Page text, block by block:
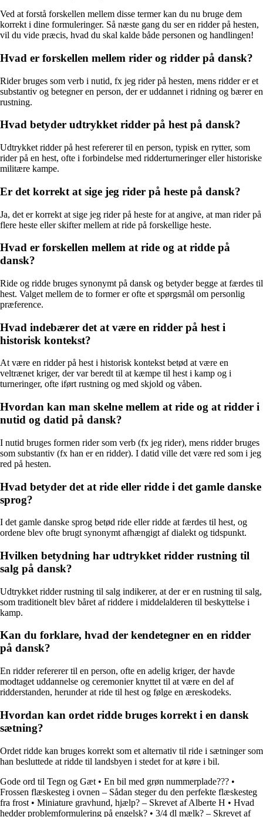
Ved at forstå forskellen mellem disse termer kan du nu bruge dem
korrekt i dine formuleringer. Så næste gang du ser en ridder på hesten,
vil du vide præcis, hvad du skal kalde både personen og handlingen!
Hvad er forskellen mellem rider og ridder på dansk?
Rider bruges som verb i nutid, fx jeg rider på hesten, mens ridder er et
substantiv og betegner en person, der er uddannet i ridning og bærer en
rustning.
Hvad betyder udtrykket ridder på hest på dansk?
Udtrykket ridder på hest refererer til en person, typisk en rytter, som
rider på en hest, ofte i forbindelse med ridderturneringer eller historiske
militære kampe.
Er det korrekt at sige jeg rider på heste på dansk?
Ja, det er korrekt at sige jeg rider på heste for at angive, at man rider på
flere heste eller skifter mellem at ride på forskellige heste.
Hvad er forskellen mellem at ride og at ridde på
dansk?
Ride og ridde bruges synonymt på dansk og betyder begge at færdes til
hest. Valget mellem de to former er ofte et spørgsmål om personlig
præference.
Hvad indebærer det at være en ridder på hest i
historisk kontekst?
At være en ridder på hest i historisk kontekst betød at være en
veltrænet kriger, der var beredt til at kæmpe til hest i kamp og i
turneringer, ofte iført rustning og med skjold og våben.
Hvordan kan man skelne mellem at ride og at ridder i
nutid og datid på dansk?
I nutid bruges formen rider som verb (fx jeg rider), mens ridder bruges
som substantiv (fx han er en ridder). I datid ville det være red som i jeg
red på hesten.
Hvad betyder det at ride eller ridde i det gamle danske
sprog?
I det gamle danske sprog betød ride eller ridde at færdes til hest, og
ordene blev ofte brugt synonymt afhængigt af dialekt og tidspunkt.
Hvilken betydning har udtrykket ridder rustning til
salg på dansk?
Udtrykket ridder rustning til salg indikerer, at der er en rustning til salg,
som traditionelt blev båret af riddere i middelalderen til beskyttelse i
kamp.
Kan du forklare, hvad der kendetegner en en ridder
på dansk?
En ridder refererer til en person, ofte en adelig kriger, der havde
modtaget uddannelse og ceremonier knyttet til at være en del af
ridderstanden, herunder at ride til hest og følge en æreskodeks.
Hvordan kan ordet ridde bruges korrekt i en dansk
sætning?
Ordet ridde kan bruges korrekt som et alternativ til ride i sætninger som
han besluttede at ridde til landsbyen i stedet for at køre i bil.
Gode ord til Tegn og Gæt • En bil med grøn nummerplade??? •
Frossen flæskesteg i ovnen – Sådan steger du den perfekte flæskesteg
fra frost • Miniature gravhund, hjælp? – Skrevet af Alberte H • Hvad
hedder problemformulering på engelsk? • 3/4 dl mælk? – Skrevet af